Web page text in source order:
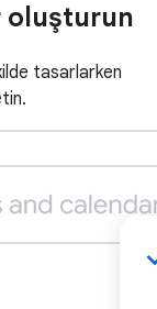
oluşturun
tasarlarken